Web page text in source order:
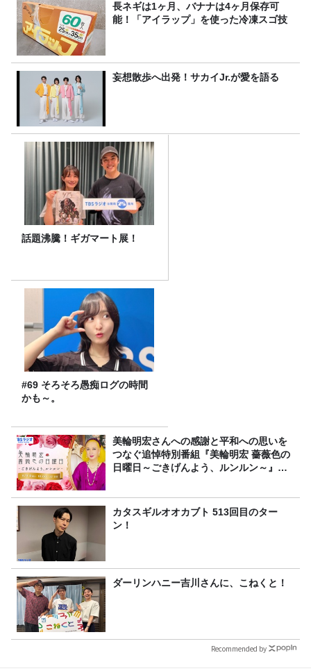
長ネギは1ヶ月、バナナは4ヶ月保存可
能！「アイラップ」を使った冷凍スゴ技
妄想散歩へ出発！サカイJr.が愛を語る
話題沸騰！ギガマート展！
#69 そろそろ愚痴ログの時間
かも～。
美輪明宏さんへの感謝と平和への思いを
つなぐ追悼特別番組『美輪明宏 薔薇色の
日曜日～ごきげんよう、ルンルン～』
カタスギルオオカブト 513回目のター
ン！
ダーリンハニー吉川さんに、こねくと！
Recommended by